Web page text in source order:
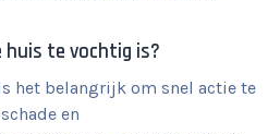
huis te vochtig is?
het belangrijk om snel actie te
en